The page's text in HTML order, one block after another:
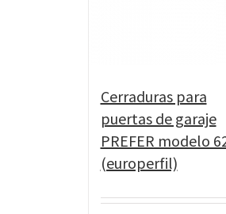
Cerraduras para
puertas de garaje
PREFER modelo
(europerfil)